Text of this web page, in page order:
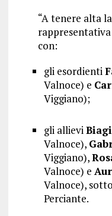
“A tenere alta
con:
gli esordienti
Valnoce) e
Viggiano);
gli allievi
Valnoce),
Viggiano),
Valnoce) e
Valnoce),
Perciante.